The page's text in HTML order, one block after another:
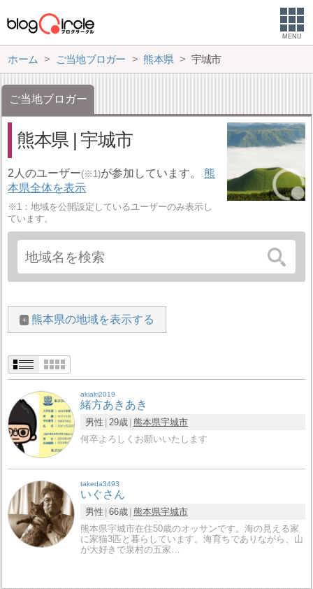
MENU
ホーム ご当地ブロガー 熊本県 宇城市
ご当地ブロガー
熊本県 | 宇城市
2人のユーザー(※1)が参加しています。 熊
本県全体を表示
※1：地域を公開設定しているユーザーのみ表示し
ています。
熊本県の地域を表示する
akiaki2019
緒方あきあき
男性 29歳 熊本県宇城市
何卒よろしくお願いいたします
takeda3493
いぐさん
男性 66歳 熊本県宇城市
熊本県宇城市在住50歳のオッサンです。海の見える家
に家猫3匹と暮らしています。海育ちでありながら、山
が大好きで泉村の五家…